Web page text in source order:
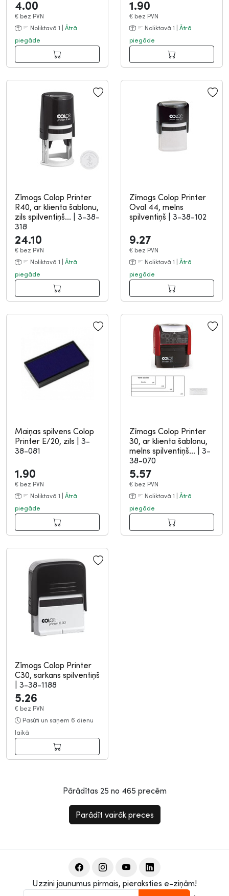
4.00
€ bez PVN
Noliktavā 1 | Ātrā
piegāde
1.90
€ bez PVN
Noliktavā 1 | Ātrā
piegāde
Zīmogs Colop Printer
R40, ar klienta šablonu,
zils spilventiņš...
3-38-
318
24.10
€ bez PVN
Noliktavā 1 | Ātrā
piegāde
Zīmogs Colop Printer
Oval 44, melns
spilventiņš
3-38-102
9.27
€ bez PVN
Noliktavā 1 | Ātrā
piegāde
Maiņas spilvens Colop
Printer E/20, zils
3-
38-081
1.90
€ bez PVN
Noliktavā 1 | Ātrā
piegāde
Zīmogs Colop Printer
30, ar klienta šablonu,
melns spilventiņš...
3-
38-070
5.57
€ bez PVN
Noliktavā 1 | Ātrā
piegāde
Zīmogs Colop Printer
C30, sarkans spilventiņš
3-38-1188
5.26
€ bez PVN
Pasūti un saņem 6 dienu
laikā
Pārādītas 25 no 465 precēm
Parādīt vairāk preces
Uzzini jaunumus pirmais, pieraksties e-ziņām!